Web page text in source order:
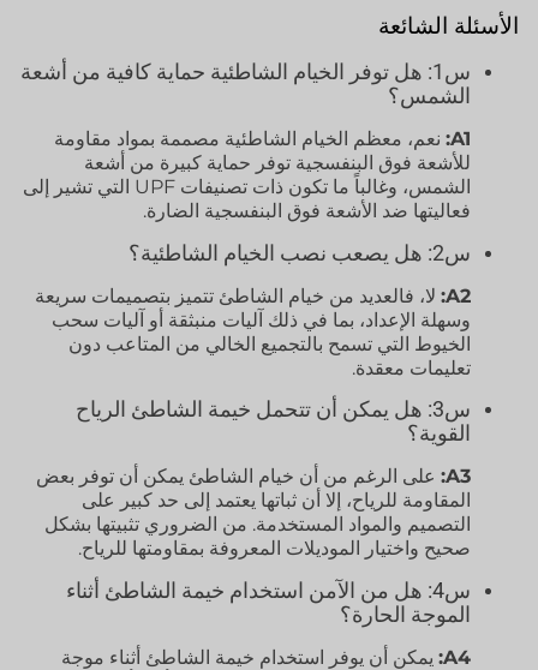
الأسئلة الشائعة
س1: هل توفر الخيام الشاطئية حماية كافية من أشعة
الشمس؟
A1: نعم، معظم الخيام الشاطئية مصممة بمواد مقاومة
للأشعة فوق البنفسجية توفر حماية كبيرة من أشعة
الشمس، وغالباً ما تكون ذات تصنيفات UPF التي تشير إلى
فعاليتها ضد الأشعة فوق البنفسجية الضارة.
س2: هل يصعب نصب الخيام الشاطئية؟
A2: لا، فالعديد من خيام الشاطئ تتميز بتصميمات سريعة
وسهلة الإعداد، بما في ذلك آليات منبثقة أو آليات سحب
الخيوط التي تسمح بالتجميع الخالي من المتاعب دون
تعليمات معقدة.
س3: هل يمكن أن تتحمل خيمة الشاطئ الرياح
القوية؟
A3: على الرغم من أن خيام الشاطئ يمكن أن توفر بعض
المقاومة للرياح، إلا أن ثباتها يعتمد إلى حد كبير على
التصميم والمواد المستخدمة. من الضروري تثبيتها بشكل
صحيح واختيار الموديلات المعروفة بمقاومتها للرياح.
س4: هل من الآمن استخدام خيمة الشاطئ أثناء
الموجة الحارة؟
A4: يمكن أن يوفر استخدام خيمة الشاطئ أثناء موجة